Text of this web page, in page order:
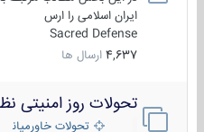
ایران اسلامی را ارس
Sacred Defense
4,637 ارسال ها
تحولات روز امنیتی
تحولات خاورمیانه